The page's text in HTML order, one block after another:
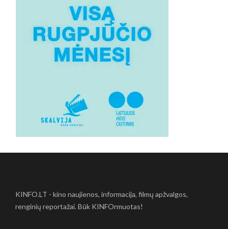
KINFO.LT - kino naujienos, informacija, filmų apžvalgos,
renginių reportažai. Būk KINFOrmuotas!